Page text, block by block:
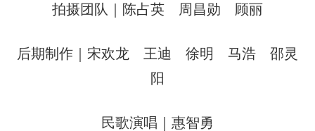
拍摄团队｜陈占英 周昌勋 顾丽
后期制作｜宋欢龙 王迪 徐明 马浩 邵灵
阳
民歌演唱｜惠智勇